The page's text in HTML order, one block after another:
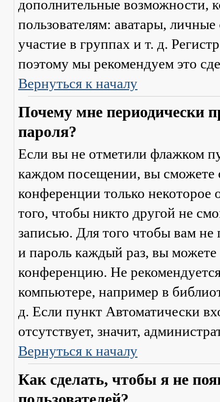
дополнительные возможности,
пользователям: аватары,
участие в группах и т. д.
поэтому мы рекомендуем это
Вернуться к началу
Почему мне периодически
пароля?
Если вы не отметили флажком
каждом посещении, вы сможете
конференции только некоторое
того, чтобы никто другой не
записью. Для того чтобы вам не
и пароль каждый раз, вы
конференцию. Не
компьютере, например в
д. Если пункт Автоматически
отсутствует, значит,
Вернуться к началу
Как сделать, чтобы я не